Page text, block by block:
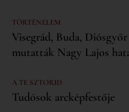
TÖRTÉNELEM
Visegrád, Buda,
mutatták Nagy Lajos
A TE SZTORID
Tudósok arcképfestője